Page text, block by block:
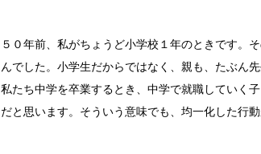
５０年前、私がちょうど小学校１年のときです。
んでした。小学生だからではなく、親も、たぶん
私たち中学を卒業するとき、中学で就職していく
だと思います。そういう意味でも、均一化した行